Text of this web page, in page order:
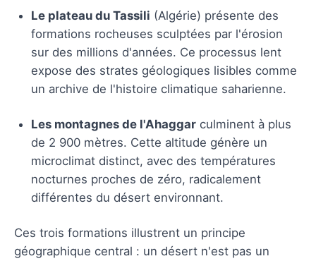
Le plateau du Tassili (Algérie) présente des
formations rocheuses sculptées par l'érosion
sur des millions d'années. Ce processus lent
expose des strates géologiques lisibles comme
un archive de l'histoire climatique saharienne.
Les montagnes de l'Ahaggar culminent à plus
de 2 900 mètres. Cette altitude génère un
microclimat distinct, avec des températures
nocturnes proches de zéro, radicalement
différentes du désert environnant.
Ces trois formations illustrent un principe
géographique central : un désert n'est pas un